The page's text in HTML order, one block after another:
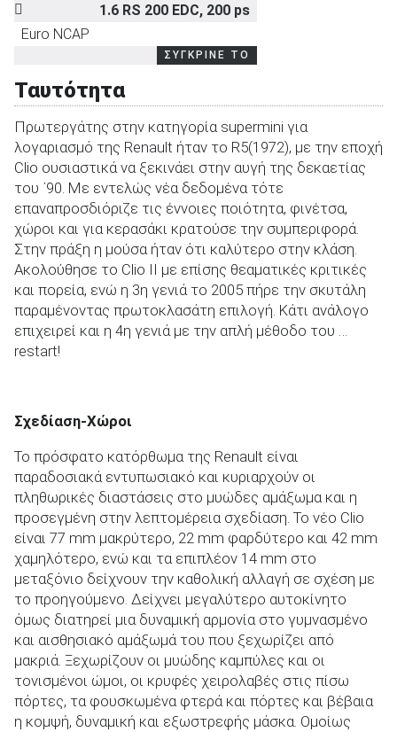
1.6 RS 200 EDC, 200 ps
Euro NCAP
ΣΥΓΚΡΙΝΕ ΤΟ
Ταυτότητα
Πρωτεργάτης στην κατηγορία supermini για
λογαριασμό της Renault ήταν το R5(1972), με την εποχή
Clio ουσιαστικά να ξεκινάει στην αυγή της δεκαετίας
του ΄90. Με εντελώς νέα δεδομένα τότε
επαναπροσδιόριζε τις έννοιες ποιότητα, φινέτσα,
χώροι και για κερασάκι κρατούσε την συμπεριφορά.
Στην πράξη η μούσα ήταν ότι καλύτερο στην κλάση.
Ακολούθησε το Clio II με επίσης θεαματικές κριτικές
και πορεία, ενώ η 3η γενιά το 2005 πήρε την σκυτάλη
παραμένοντας πρωτοκλασάτη επιλογή. Κάτι ανάλογο
επιχειρεί και η 4η γενιά με την απλή μέθοδο του …
restart!
Σχεδίαση-Χώροι
Το πρόσφατο κατόρθωμα της Renault είναι
παραδοσιακά εντυπωσιακό και κυριαρχούν οι
πληθωρικές διαστάσεις στο μυώδες αμάξωμακαι η
προσεγμένη στην λεπτομέρεια σχεδίαση. Το νέο Clio
είναι 77 mm μακρύτερο, 22 mm φαρδύτερο και 42 mm
χαμηλότερο, ενώ και τα επιπλέον 14 mm στο
μεταξόνιο δείχνουν την καθολική αλλαγή σε σχέση με
το προηγούμενο. Δείχνει μεγαλύτερο αυτοκίνητο
όμως διατηρεί μια δυναμική αρμονία στο γυμνασμένο
και αισθησιακό αμάξωμά του που ξεχωρίζει από
μακριά. Ξεχωρίζουν οι μυώδης καμπύλες και οι
τονισμένοι ώμοι, οι κρυφές χειρολαβές στις πίσω
πόρτες, τα φουσκωμένα φτερά και πόρτες και βέβαια
η κομψή, δυναμική και εξωστρεφής μάσκα. Ομοίως